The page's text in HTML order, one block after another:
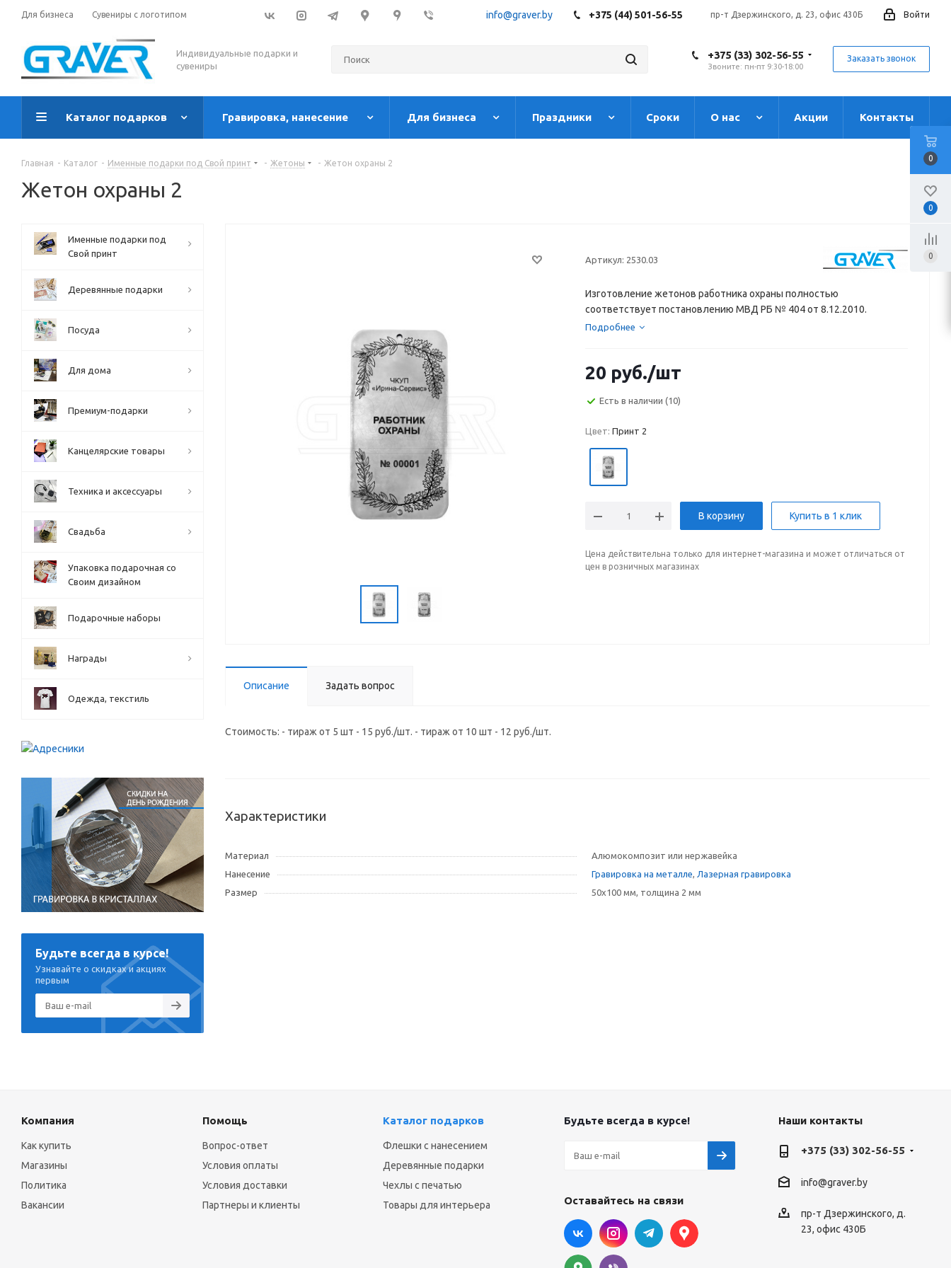
Для бизнеса Сувениры с логотипом info@graver.by +375 (44) 501-56-55 Войти
пр-т Дзержинского, д. 23, офис 430Б
Индивидуальные подарки и
сувениры
+375 (33) 302-56-55
Звоните: пн-пт 9:30-18:00
Заказать звонок
Каталог подарков Гравировка, нанесение Для бизнеса Праздники Сроки О нас Акции Контакты
Главная - Каталог - Именные подарки под Свой принт - Жетоны - Жетон охраны 2
Жетон охраны 2
Артикул: 2530.03
Изготовление жетонов работника охраны полностью
соответствует постановлению МВД РБ № 404 от 8.12.2010.
Подробнее
20 руб./шт
Есть в наличии (10)
Цвет: Принт 2
В корзину Купить в 1 клик
Цена действительна только для интернет-магазина и может отличаться от
цен в розничных магазинах
Описание Задать вопрос
Стоимость: - тираж от 5 шт - 15 руб./шт. - тираж от 10 шт - 12 руб./шт.
Характеристики
Материал
Алюмокомпозит или нержавейка
Нанесение
Гравировка на металле, Лазерная гравировка
Размер
50x100 мм, толщина 2 мм
Именные подарки под
Свой принт
Деревянные подарки
Посуда
Для дома
Премиум-подарки
Канцелярские товары
Техника и аксессуары
Свадьба
Упаковка подарочная со
Своим дизайном
Подарочные наборы
Награды
Одежда, текстиль
Будьте всегда в курсе!
Узнавайте о скидках и акциях
первым
Компания
Как купить
Магазины
Политика
Вакансии
Помощь
Вопрос-ответ
Условия оплаты
Условия доставки
Партнеры и клиенты
Каталог подарков
Флешки с нанесением
Деревянные подарки
Чехлы с печатью
Товары для интерьера
Будьте всегда в курсе!
Оставайтесь на связи
Наши контакты
+375 (33) 302-56-55
info@graver.by
пр-т Дзержинского, д.
23, офис 430Б
0
0
0